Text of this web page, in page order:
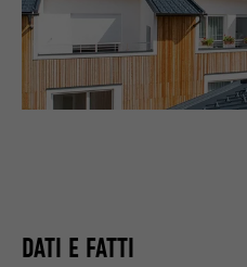
DATI E FATTI